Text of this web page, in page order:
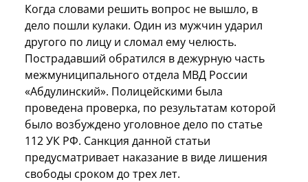
Когда словами решить вопрос не вышло, в
дело пошли кулаки. Один из мужчин ударил
другого по лицу и сломал ему челюсть.
Пострадавший обратился в дежурную часть
межмуниципального отдела МВД России
«Абдулинский». Полицейскими была
проведена проверка, по результатам которой
было возбуждено уголовное дело по статье
112 УК РФ. Санкция данной статьи
предусматривает наказание в виде лишения
свободы сроком до трех лет.